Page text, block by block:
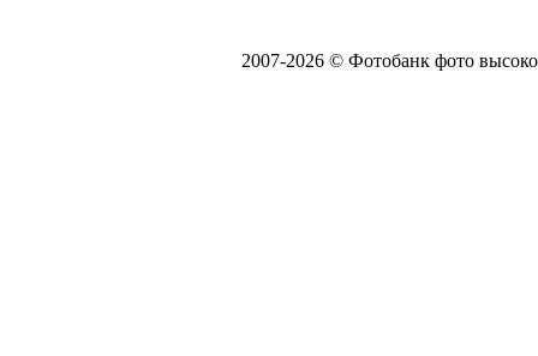
2007-2026 © Фотобанк фото